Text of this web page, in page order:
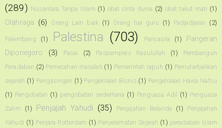
(289) Nusantara Tanpa Islam (1) obat cinta dunia (2) obat takut mati (1)
Olahraga (6) Orang Lain baik (1) Orang tua guru (1) Padjadjaran (2)
Palembang (1) Palestina (703) Pancasila (1)
Pangeran
Diponegoro
(3) Pasai (2) Paspampres Rasulullah (1)
Pembangun
Peradaban (2) Pemecahan masalah (1) Pemerintah rapuh (1) Pemutarbalikan
sejarah (1) Pengasingan (1) Pengelolaan Bisnis (1) Pengelolaan Hawa Nafsu
(1) Pengobatan (1) pengobatan sederhana (1) Penguasa Adil (1) Penguasa
Zalim
(1) Penjajah Yahudi (35) Penjajahan Belanda (1)
Penjajahan
Yahudi (1) Penjara Rotterdam (1) Penyelamatan Sejarah (1) peradaban Islam